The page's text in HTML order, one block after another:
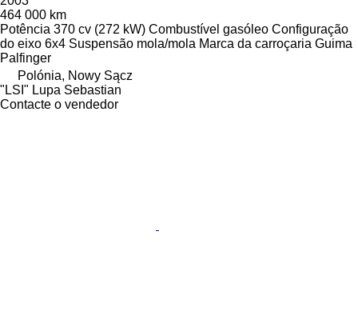
464 000 km
Potência 370 cv (272 kW) Combustível gasóleo Configuração
do eixo 6x4 Suspensão mola/mola Marca da carroçaria Guima
Palfinger
Polónia, Nowy Sącz
"LSI" Lupa Sebastian
Contacte o vendedor